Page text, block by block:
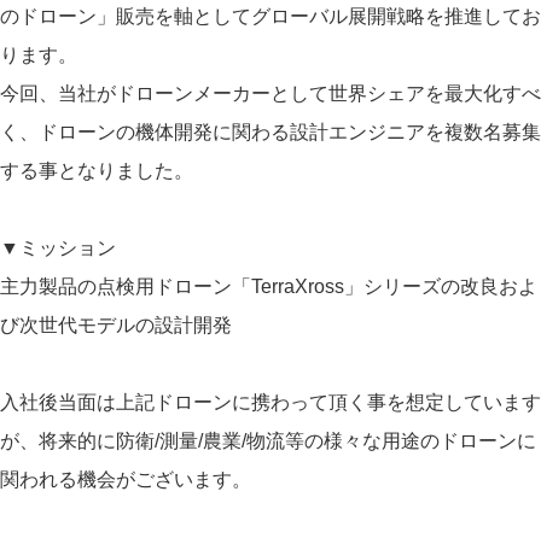
のドローン」販売を軸としてグローバル展開戦略を推進してお
ります。
今回、当社がドローンメーカーとして世界シェアを最大化すべ
く、ドローンの機体開発に関わる設計エンジニアを複数名募集
する事となりました。
▼ミッション
主力製品の点検用ドローン「TerraXross」シリーズの改良およ
び次世代モデルの設計開発
入社後当面は上記ドローンに携わって頂く事を想定しています
が、将来的に防衛/測量/農業/物流等の様々な用途のドローンに
関われる機会がございます。